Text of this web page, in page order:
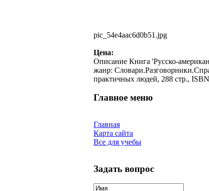
pic_54e4aac6d0b51.jpg
Цена:
Описание Книга 'Русско-
жанр:
практичных людей, 288 стр.,
Главное меню
Главная
Карта сайта
Все для учебы
Задать вопрос